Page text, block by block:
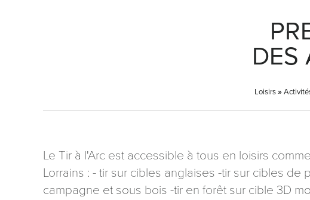
DES
Loisirs»
Le Tir à l'Arc est accessible à tous en loisirs
Lorrains : - tir sur cibles anglaises -tir sur cibles de
campagne et sous bois -tir en forêt sur cible 3D
Téléphone